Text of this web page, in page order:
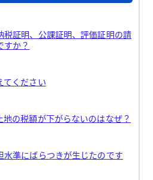
税証明、公課証明、評価証明の請
すか？
てください
の税額が下がらないのはなぜ？
水準にばらつきが生じたのです